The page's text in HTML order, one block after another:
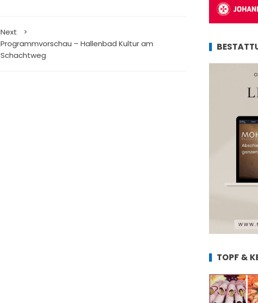
Next
Programmvorschau – Hallenbad Kultur am
Schachtweg
TOPF &